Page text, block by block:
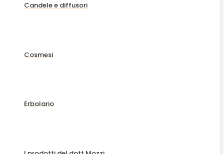
Candele e diffusori
Cosmesi
Erbolario